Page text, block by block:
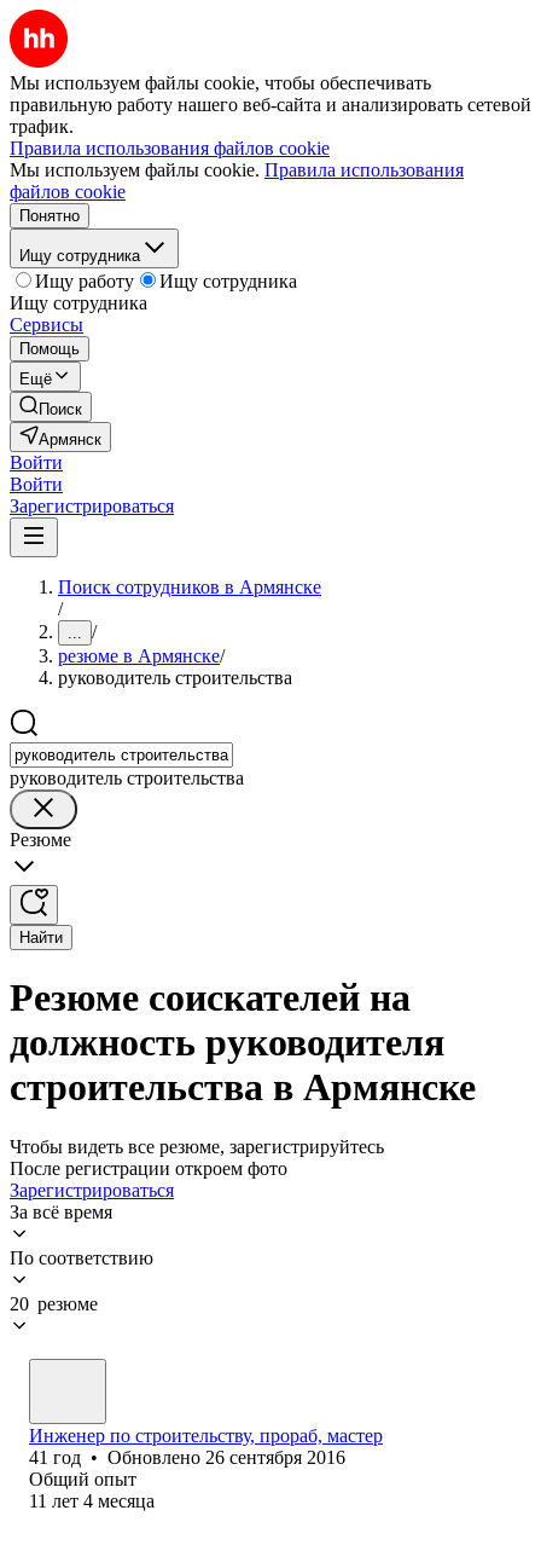
Мы используем файлы cookie, чтобы обеспечивать
правильную работу нашего веб-сайта и анализировать сетевой
трафик.
Правила использования файлов cookie
Мы используем файлы cookie. Правила использования
файлов cookie
Понятно
Ищу сотрудника
Ищу работу
Ищу сотрудника
Ищу сотрудника
Сервисы
Помощь
Ещё
Поиск
Армянск
Войти
Войти
Зарегистрироваться
Поиск сотрудников в Армянске
/
... /
резюме в Армянске/
руководитель строительства
руководитель строительства
Резюме
Найти
Резюме соискателей на
должность руководителя
строительства в Армянске
Чтобы видеть все резюме, зарегистрируйтесь
После регистрации откроем фото
Зарегистрироваться
За всё время
По соответствию
20 резюме
Инженер по строительству, прораб, мастер
41 год • Обновлено 26 сентября 2016
Общий опыт
11 лет 4 месяца